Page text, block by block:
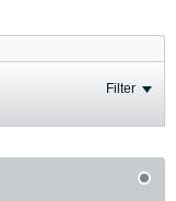
Filter